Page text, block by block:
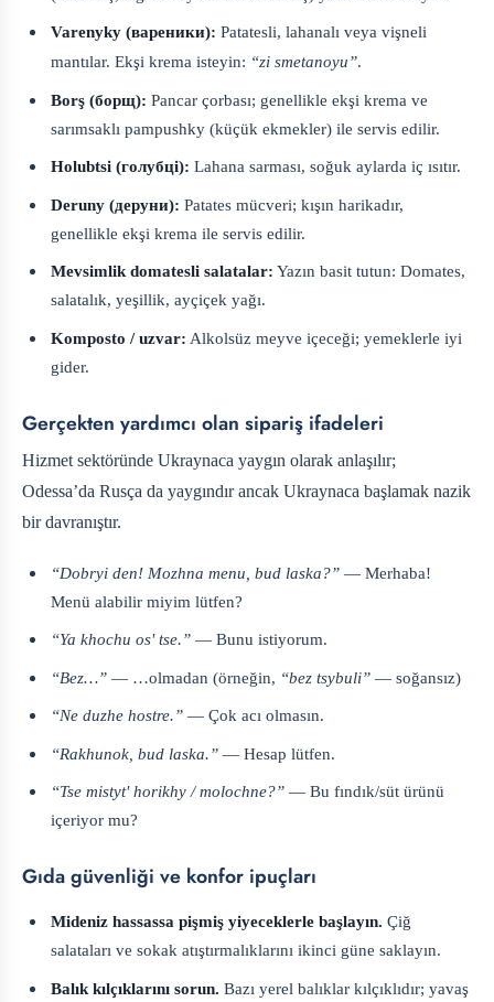
Varenyky (вареники): Patatesli, lahanalı veya vişneli
mantılar. Ekşi krema isteyin: “zi smetanoyu”.
Borş (борщ): Pancar çorbası; genellikle ekşi krema ve
sarımsaklı pampushky (küçük ekmekler) ile servis edilir.
Holubtsi (голубці): Lahana sarması, soğuk aylarda iç ısıtır.
Deruny (деруни): Patates mücveri; kışın harikadır,
genellikle ekşi krema ile servis edilir.
Mevsimlik domatesli salatalar: Yazın basit tutun: Domates,
salatalık, yeşillik, ayçiçek yağı.
Komposto / uzvar: Alkolsüz meyve içeceği; yemeklerle iyi
gider.
Gerçekten yardımcı olan sipariş ifadeleri
Hizmet sektöründe Ukraynaca yaygın olarak anlaşılır;
Odessa’da Rusça da yaygındır ancak Ukraynaca başlamak nazik
bir davranıştır.
“Dobryi den! Mozhna menu, bud laska?” — Merhaba!
Menü alabilir miyim lütfen?
“Ya khochu osʹ tse.” — Bunu istiyorum.
“Bez…” — …olmadan (örneğin, “bez tsybuli” — soğansız)
“Ne duzhe hostre.” — Çok acı olmasın.
“Rakhunok, bud laska.” — Hesap lütfen.
“Tse mistytʹ horikhy / molochne?” — Bu fındık/süt ürünü
içeriyor mu?
Gıda güvenliği ve konfor ipuçları
Mideniz hassassa pişmiş yiyeceklerle başlayın. Çiğ
salataları ve sokak atıştırmalıklarını ikinci güne saklayın.
Balık kılçıklarını sorun. Bazı yerel balıklar kılçıklıdır; yavaş